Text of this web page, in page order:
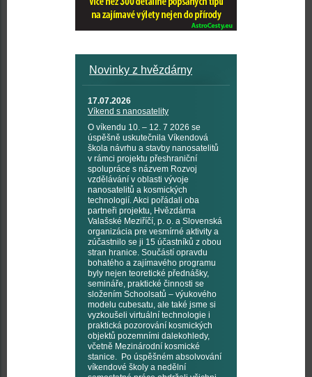
Novinky z hvězdárny
17.07.2026
Víkend s nanosatelity
O víkendu 10. – 12. 7 2026 se
úspěšně uskutečnila Víkendová
škola návrhu a stavby nanosatelitů
v rámci projektu přeshraniční
spolupráce s názvem Rozvoj
vzdělávání v oblasti vývoje
nanosatelitů a kosmických
technologií. Akci pořádali oba
partneři projektu, Hvězdárna
Valašské Meziříčí, p. o. a Slovenská
organizácia pre vesmírné aktivity a
zúčastnilo se ji 15 účastníků z obou
stran hranice. Součástí opravdu
bohatého a zajímavého programu
byly nejen teoretické přednášky,
semináře, praktické činnosti se
složením Schoolsatů – výukového
modelu cubesatu, ale také jsme si
vyzkoušeli virtuální technologie i
praktická pozorování kosmických
objektů pozemními dalekohledy,
včetně Mezinárodní kosmické
stanice. Po úspěšném absolvování
víkendové školy a nedělní